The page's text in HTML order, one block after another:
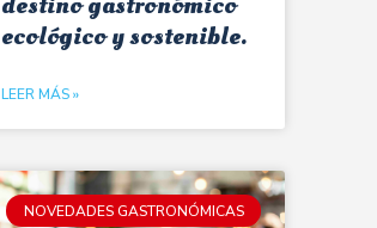
ecológico y sostenible.
LEER MÁS »
NOVEDADES GASTRONÓMICAS